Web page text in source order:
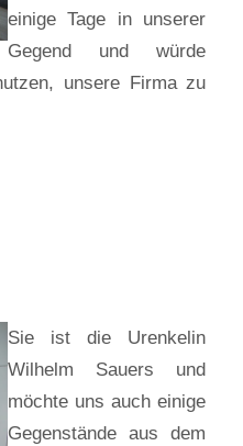
einige Tage in unserer
Gegend und würde
unsere Firma zu
Sie ist die Urenkelin
Wilhelm Sauers und
möchte uns auch einige
Gegenstände aus dem